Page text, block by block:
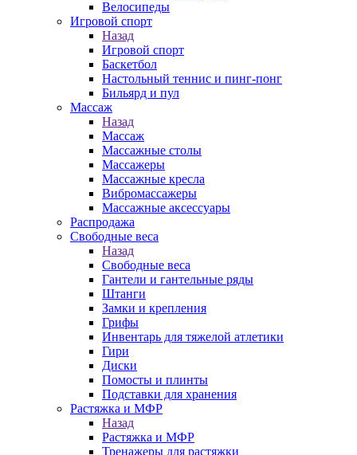
Велосипеды
Игровой спорт
Назад
Игровой спорт
Баскетбол
Настольный теннис и пинг-понг
Бильярд и пул
Массаж
Назад
Массаж
Массажные столы
Массажеры
Массажные кресла
Вибромассажеры
Массажные аксессуары
Распродажа
Свободные веса
Назад
Свободные веса
Гантели и гантельные ряды
Штанги
Замки и крепления
Грифы
Инвентарь для тяжелой атлетики
Гири
Диски
Помосты и плинты
Подставки для хранения
Растяжка и МФР
Назад
Растяжка и МФР
Тренажеры для растяжки